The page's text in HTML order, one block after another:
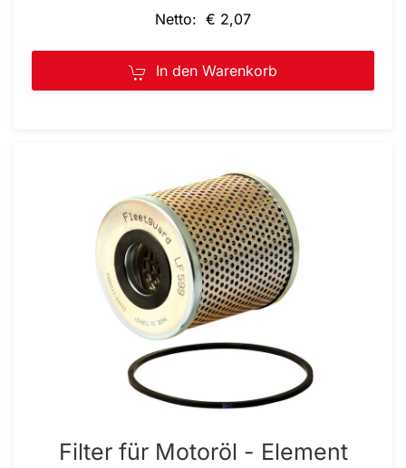
Netto: € 2,07
In den Warenkorb
Filter für Motoröl - Element